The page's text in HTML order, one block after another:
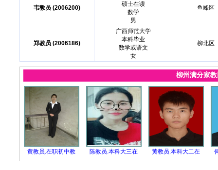
韦教员 (2006200)
硕士在读
数学
男
鱼峰区
郑教员 (2006186)
广西师范大学
本科毕业
数学或语文
女
柳北区
柳州满分家
黄教员.在职初中教 陈教员.本科大三在 黄教员.本科大二在